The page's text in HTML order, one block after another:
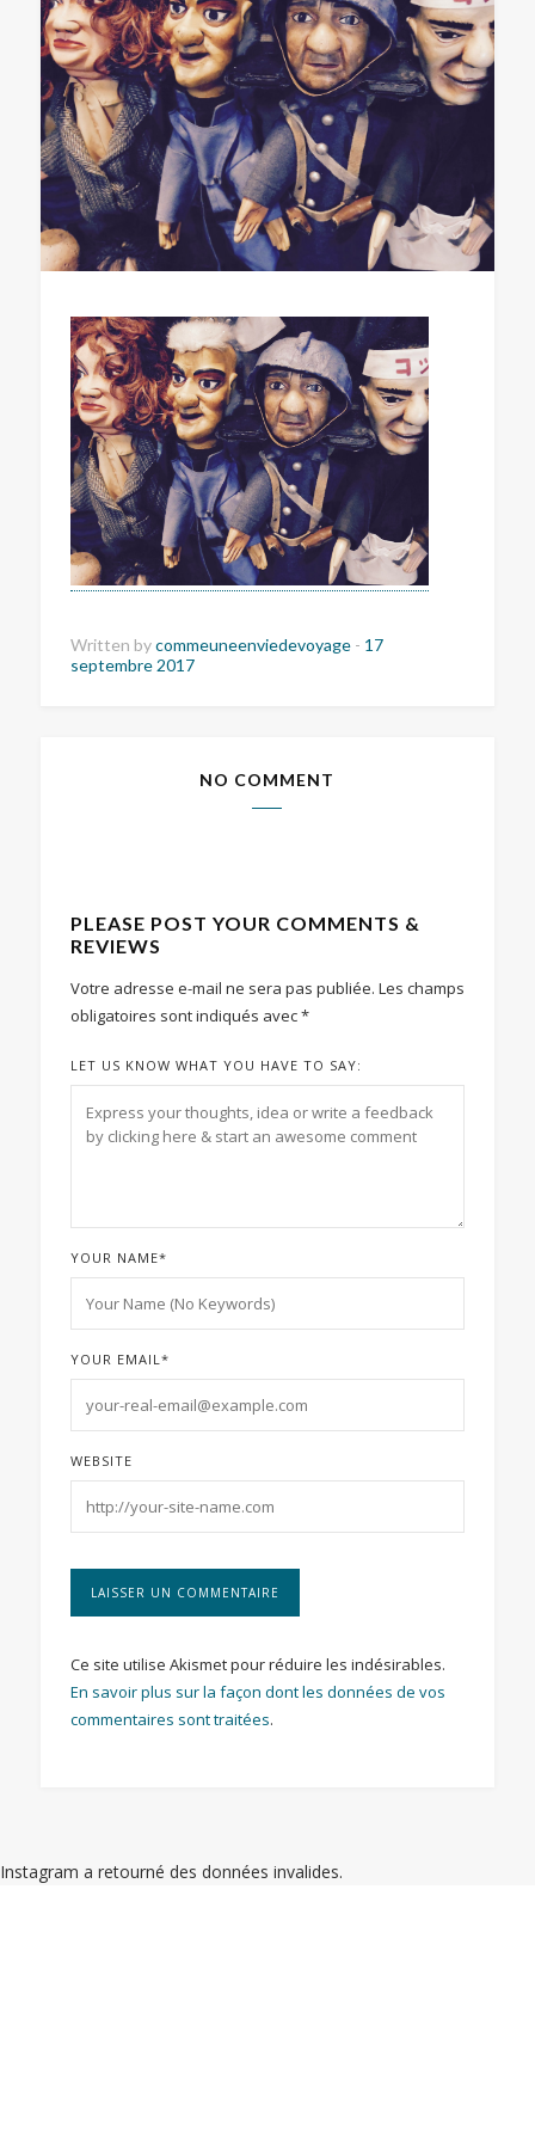
Written bycommeuneenviedevoyage - 17
septembre 2017
NO COMMENT
PLEASE POST YOUR COMMENTS &
REVIEWS
Votre adresse e-mail ne sera pas publiée. Les champs
obligatoires sont indiqués avec*
LET US KNOW WHAT YOU HAVE TO SAY:
YOUR NAME*
YOUR EMAIL*
WEBSITE
Ce site utilise Akismet pour réduire les indésirables.
En savoir plus sur la façon dont les données de vos
commentaires sont traitées.
Instagram a retourné des données invalides.